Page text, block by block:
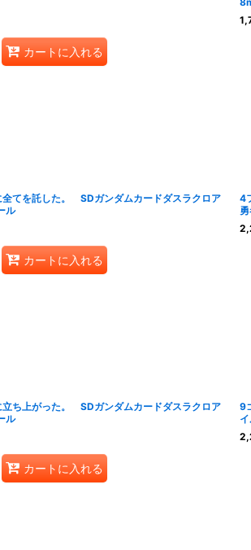
カートに入れる
てを託した。 SDガンダムカードダスラクロア
ル
カートに入れる
4
ち上がった。 SDガンダムカードダスラクロア
ル
カートに入れる
9